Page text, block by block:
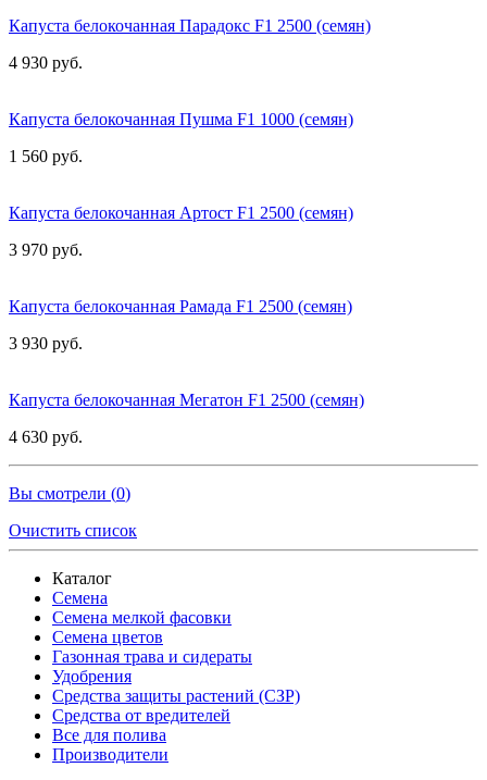
Капуста белокочанная Парадокс F1 2500 (семян)
4 930 руб.
Капуста белокочанная Пушма F1 1000 (семян)
1 560 руб.
Капуста белокочанная Артост F1 2500 (семян)
3 970 руб.
Капуста белокочанная Рамада F1 2500 (семян)
3 930 руб.
Капуста белокочанная Мегатон F1 2500 (семян)
4 630 руб.
Вы смотрели (0)
Очистить список
Каталог
Семена
Семена мелкой фасовки
Семена цветов
Газонная трава и сидераты
Удобрения
Средства защиты растений (СЗР)
Средства от вредителей
Все для полива
Производители